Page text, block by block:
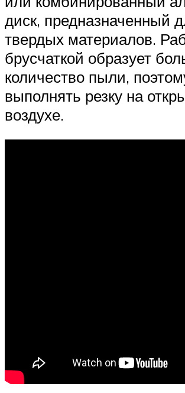
диск, предназначенный
твердых материалов.
брусчаткой образует
количество пыли,
выполнять резку на
воздухе.